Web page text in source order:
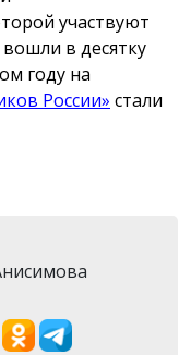
участвуют
в десятку
году на
России» стали